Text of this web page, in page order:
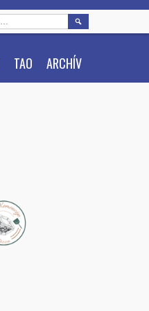
TAO ARCHÍV
KERESÉS: